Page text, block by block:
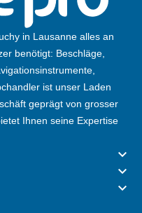
in Lausanne alles an
benötigt: Beschläge,
ist unser Laden
geprägt von grosser
Ihnen seine Expertise
keyboard_arrow_down
keyboard_arrow_down
keyboard_arrow_down